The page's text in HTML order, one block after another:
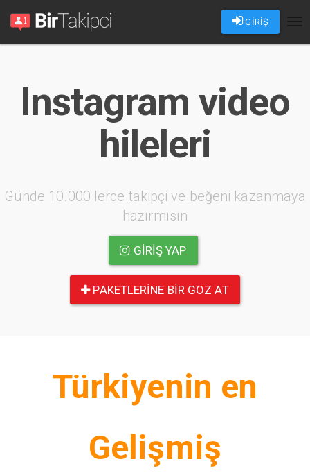
GİRİŞ
Instagram video
hileleri
Günde 10.000 lerce takipçi ve beğeni kazanmaya
hazırmısın
GIRIŞ YAP
PAKETLERINE BIR GÖZ AT
Türkiyenin en
Gelişmiş